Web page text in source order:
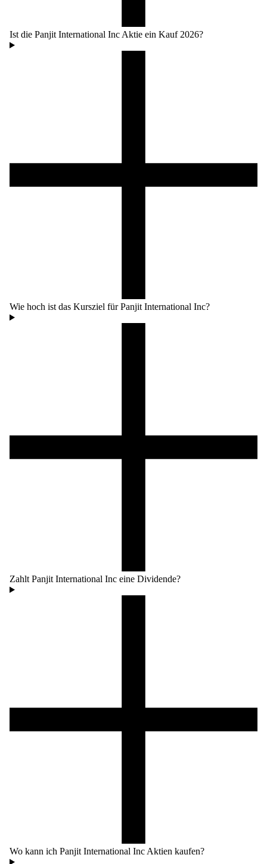
Ist die Panjit International Inc Aktie ein Kauf 2026?
Wie hoch ist das Kursziel für Panjit International Inc?
Zahlt Panjit International Inc eine Dividende?
Wo kann ich Panjit International Inc Aktien kaufen?